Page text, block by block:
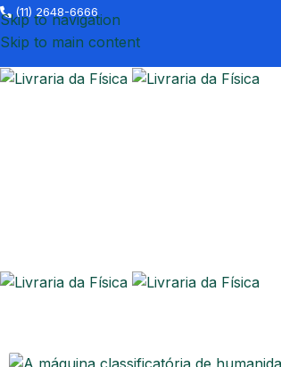
Skip to navigation
Skip to main content
(11) 2648-6666